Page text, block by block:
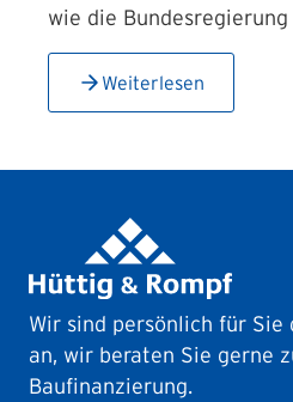
wie die Bundesregierung
Weiterlesen
Wir sind persönlich für Sie
an, wir beraten Sie gerne
Baufinanzierung.